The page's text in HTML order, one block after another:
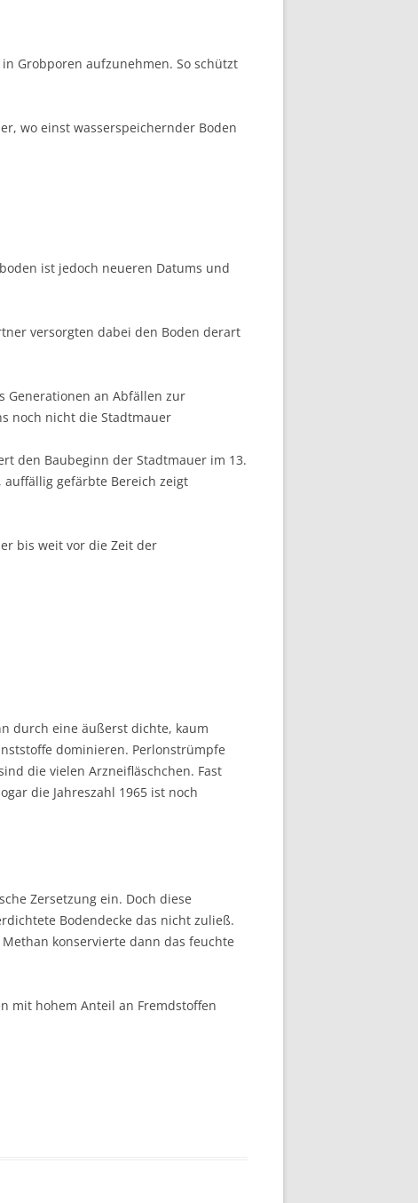
Grob­poren aufzu­­nehmen. So schützt
wo einst wasserspeichernder Boden
ist jedoch neueren Datums und
versorgten dabei den Boden derart
Generationen an Abfällen zur
noch nicht die Stadtmauer
den Baubeginn der Stadtmauer im 13.
gefärbte Bereich zeigt
bis weit vor die Zeit der
durch eine äußerst dichte, kaum
dominieren. Perlonstrümpfe
die vielen Arzneifläschchen. Fast
die Jahreszahl 1965 ist noch
Zersetzung ein. Doch diese
Bodendecke das nicht zuließ.
konservierte dann das feuchte
mit hohem Anteil an Fremdstoffen